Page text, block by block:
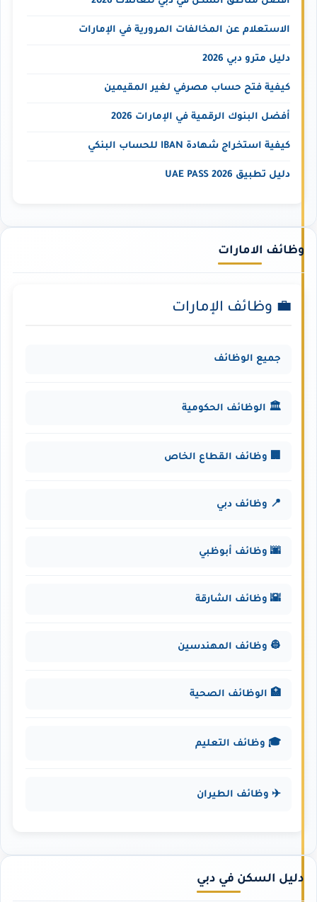
الاستعلام عن المخالفات المرورية في الإمارات
دليل مترو دبي 2026
كيفية فتح حساب مصرفي لغير المقيمين
أفضل البنوك الرقمية في الإمارات 2026
كيفية استخراج شهادة IBAN للحساب البنكي
دليل تطبيق UAE PASS 2026
وظائف الامارات
💼 وظائف الإمارات
جميع الوظائف
🏛️ الوظائف الحكومية
🏢 وظائف القطاع الخاص
📍 وظائف دبي
🌆 وظائف أبوظبي
🌇 وظائف الشارقة
👷 وظائف المهندسين
🏥 الوظائف الصحية
🎓 وظائف التعليم
✈️ وظائف الطيران
دليل السكن في دبي